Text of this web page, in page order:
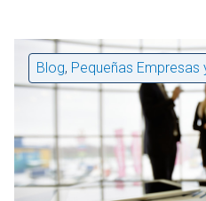
Blog, Pequeñas Empresas